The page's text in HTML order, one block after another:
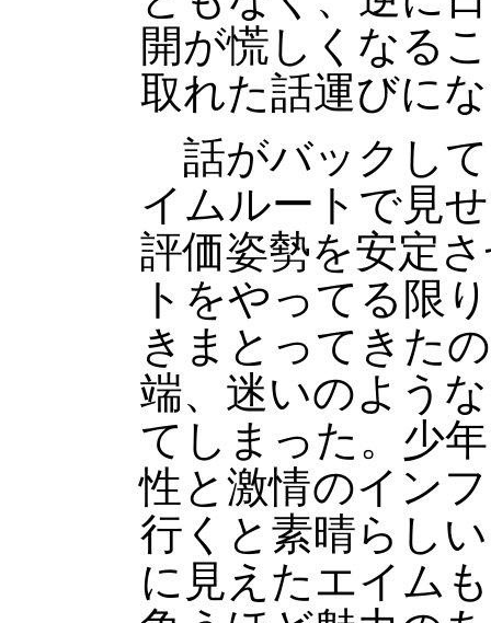
開が慌しくなる
取れた話運びに
話がバックし
イムルートで見
評価姿勢を安定
トをやってる限
きまとってきた
端、迷いのよう
てしまった。少
性と激情のイン
行くと素晴らし
に見えたエイム